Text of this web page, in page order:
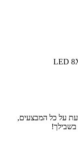
על כל המבצעים,
בשבילך!